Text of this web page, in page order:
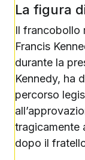
La figura
Il francobollo
Francis
durante la
Kennedy, ha
percorso
tragicamente
dopo il